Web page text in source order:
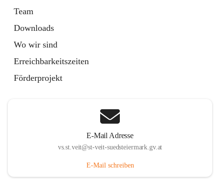
Team
Downloads
Wo wir sind
Erreichbarkeitszeiten
Förderprojekt
E-Mail Adresse
vs.st.veit@st-veit-suedsteiermark.gv.at
E-Mail schreiben